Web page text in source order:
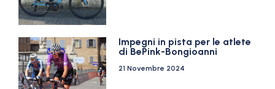
Impegni in pista per le atlete
di BePink-Bongioanni
21 Novembre 2024